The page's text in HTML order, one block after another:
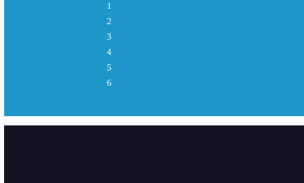
1
2
3
4
5
6